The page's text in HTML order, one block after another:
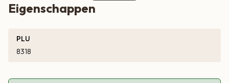
? 100% biologisch
? Gemaakt van appel, peer en abrikoos
? Handig voor onderweg of naar school
? Puur, zacht en natuurlijk van smaak
Eigenschappen
PLU
8318